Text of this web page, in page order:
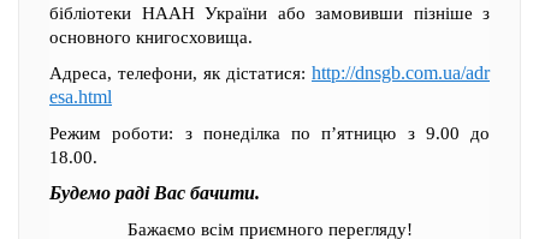
бібліотеки НААН України або замовивши пізніше з
основного книгосховища.
Адреса, телефони, як дістатися: http://dnsgb.com.ua/adr
esa.html
Режим роботи: з понеділка по п’ятницю з 9.00 до
18.00.
Будемо раді Вас бачити.
Бажаємо всім приємного перегляду!